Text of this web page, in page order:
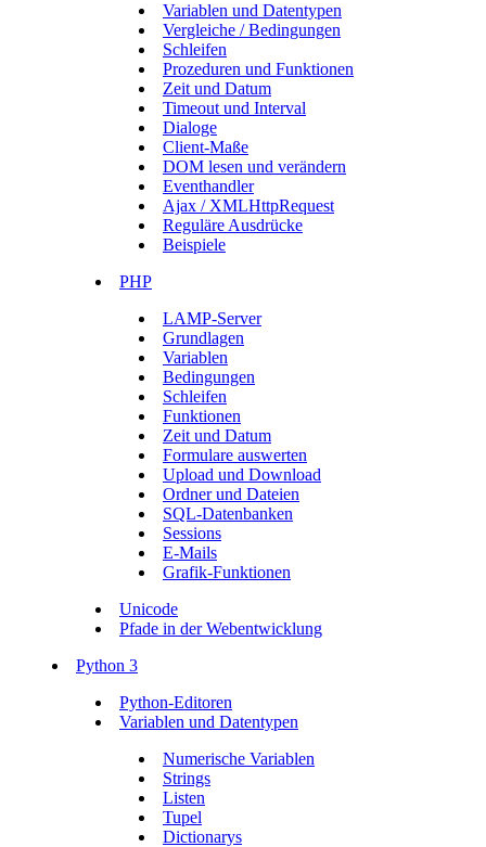
Variablen und Datentypen
Vergleiche / Bedingungen
Schleifen
Prozeduren und Funktionen
Zeit und Datum
Timeout und Interval
Dialoge
Client-Maße
DOM lesen und verändern
Eventhandler
Ajax / XMLHttpRequest
Reguläre Ausdrücke
Beispiele
PHP
LAMP-Server
Grundlagen
Variablen
Bedingungen
Schleifen
Funktionen
Zeit und Datum
Formulare auswerten
Upload und Download
Ordner und Dateien
SQL-Datenbanken
Sessions
E-Mails
Grafik-Funktionen
Unicode
Pfade in der Webentwicklung
Python 3
Python-Editoren
Variablen und Datentypen
Numerische Variablen
Strings
Listen
Tupel
Dictionarys